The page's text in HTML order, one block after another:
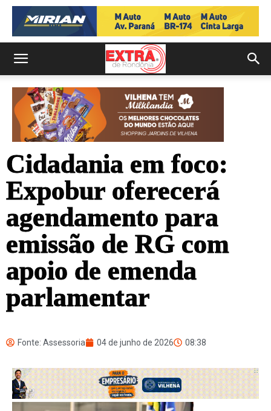
Cidadania em foco:
Expobur oferecerá
agendamento para
emissão de RG com
apoio de emenda
parlamentar
Fonte: Assessoria 04 de junho de 2026 08:38